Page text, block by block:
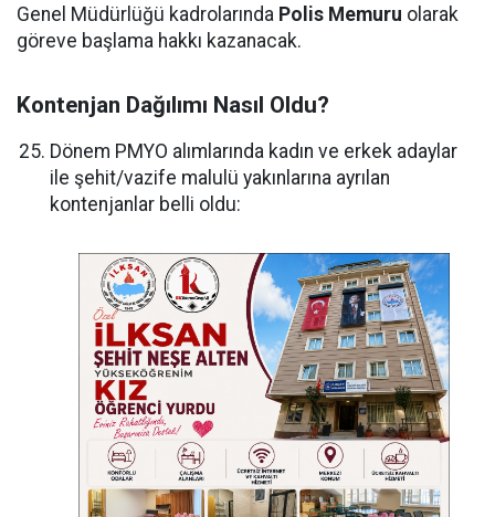
Genel Müdürlüğü kadrolarında Polis Memuru olarak
göreve başlama hakkı kazanacak.
Kontenjan Dağılımı Nasıl Oldu?
Dönem PMYO alımlarında kadın ve erkek adaylar
ile şehit/vazife malulü yakınlarına ayrılan
kontenjanlar belli oldu: